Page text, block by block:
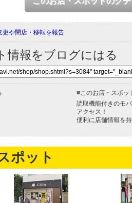
更や閉店・移転を報告
情報をブログにはる
■このお店・スポッ
読取機能付きのモ
アクセス！
便利に店舗情報を
ポット